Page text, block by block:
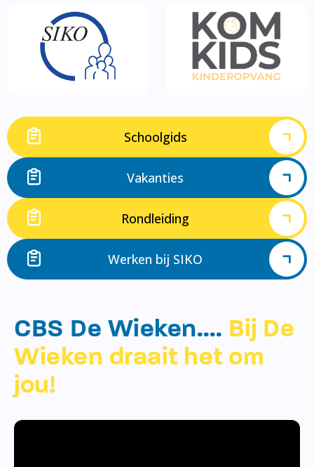
Schoolgids
Vakanties
Rondleiding
Werken bij SIKO
CBS De Wieken…. Bij De
Wieken draait het om
jou!